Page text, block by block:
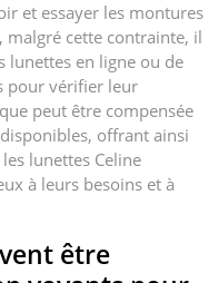
et essayer les montures
malgré cette contrainte, il
lunettes en ligne ou de
pour vérifier leur
peut être compensée
offrant ainsi
lunettes Celine
à leurs besoins et à
être